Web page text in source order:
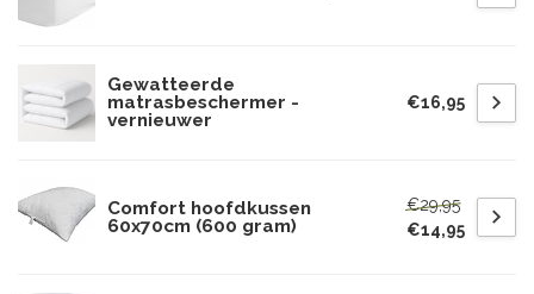
Gewatteerde
matrasbeschermer -
vernieuwer
€16,95
Comfort hoofdkussen
60x70cm (600 gram)
€29,95
€14,95